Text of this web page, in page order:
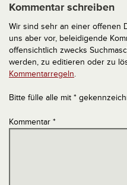
Kommentar schreiben
Wir sind sehr an einer offenen
uns aber vor, beleidigende
offensichtlich zwecks
werden, zu editieren oder zu
Kommentarregeln.
Bitte fülle alle mit *
Kommentar *